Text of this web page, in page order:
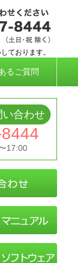
、勤怠管
ております。
るご質問
い合わせ
17:00